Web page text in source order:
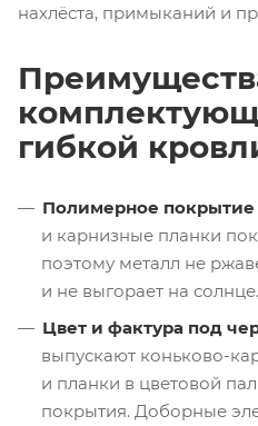
нахлёста, примыканий и
гибкой
Полимерное покрытие
и карнизные планки
поэтому металл не
и не выгорает на солнце.
Цвет и фактура под
выпускают коньково-
и планки в цветовой
покрытия. Доборные